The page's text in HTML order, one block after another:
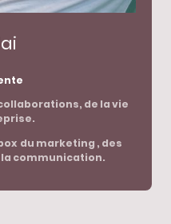
de la vie
du marketing , des
la communication.